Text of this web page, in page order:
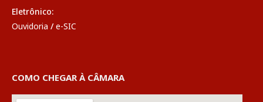
Eletrônico:
Ouvidoria / e-SIC
COMO CHEGAR À CÂMARA